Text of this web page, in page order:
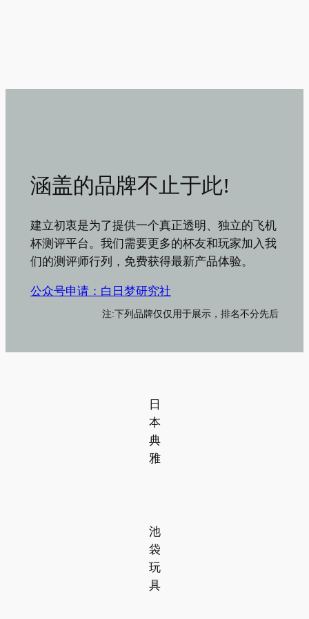
涵盖的品牌不止于此!
建立初衷是为了提供一个真正透明、独立的飞机
杯测评平台。我们需要更多的杯友和玩家加入我
们的测评师行列，免费获得最新产品体验。
公众号申请：白日梦研究社
注:下列品牌仅仅用于展示，排名不分先后
日
本
典
雅
池
袋
玩
具